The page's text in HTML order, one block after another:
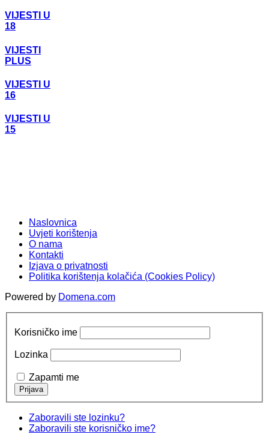
VIJESTI U
18
VIJESTI
PLUS
VIJESTI U
16
VIJESTI U
15
Naslovnica
Uvjeti korištenja
O nama
Kontakti
Izjava o privatnosti
Politika korištenja kolačića (Cookies Policy)
Powered by Domena.com
Korisničko ime
Lozinka
Zapamti me
Zaboravili ste lozinku?
Zaboravili ste korisničko ime?